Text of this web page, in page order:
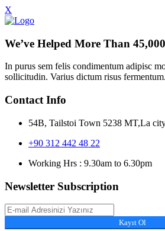
X
We’ve Helped More Than
In purus sem felis condimentum adipisc
sollicitudin. Varius dictum risus fermentum.
Contact Info
54B, Tailstoi Town 5238 MT,La
+90 312 442 48 22
Working Hrs : 9.30am to 6.30pm
Newsletter Subscription
Kayıt Ol